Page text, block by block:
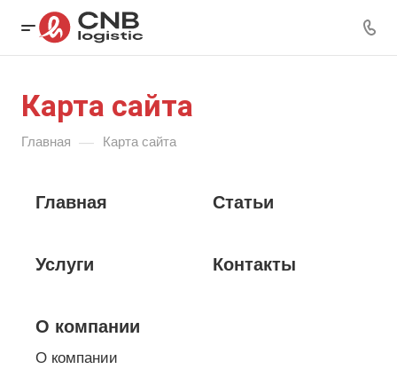
Карта сайта
Главная — Карта сайта
Главная
Услуги
О компании
О компании
Статьи
Контакты